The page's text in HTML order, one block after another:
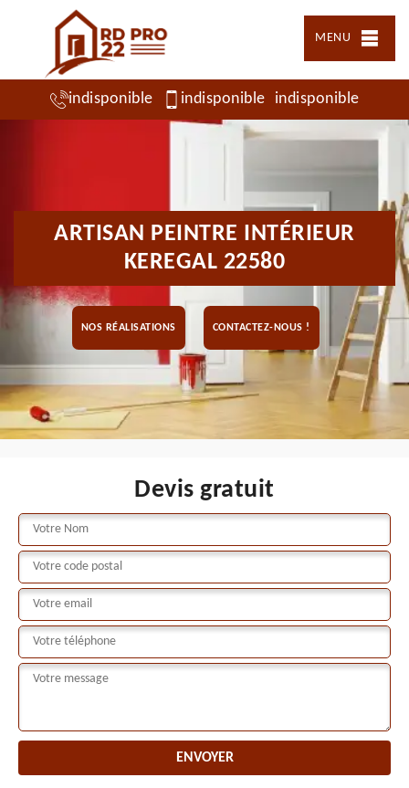
MENU
indisponible indisponible indisponible
ARTISAN PEINTRE INTÉRIEUR
KEREGAL 22580
NOS RÉALISATIONS CONTACTEZ-NOUS !
Devis gratuit